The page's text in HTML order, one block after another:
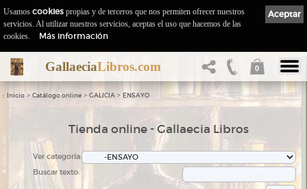
GallaeciaLibros.com 0
:: Inicio > Catálogo online > GALICIA > ENSAYO
Tienda online - Gallaecia Libros
Ver categoría:
Buscar texto:
Aceptar
Usamos cookies propias y de terceros que nos permiten ofrecer nuestros
servicios. Al utilizar nuestros servicios, aceptas el uso que hacemos de las
cookies.
Más información